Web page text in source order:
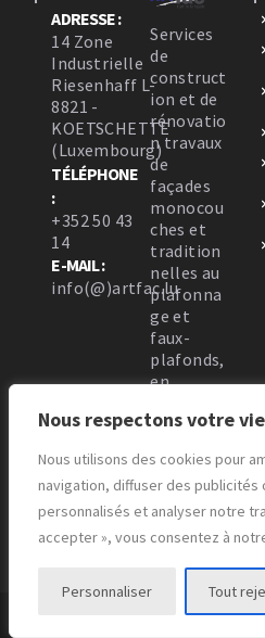
Nous respectons votre
Nous utilisons des cookies pour
navigation, diffuser des publicités
personnalisés et analyser notre
accepter », vous consentez à
Personnaliser Tout
ADRESSE :
14 Zone
Industrielle
Riesenhaff L-
8821 -
KOETSCHETTE
(Luxembourg)
TÉLÉPHONE
:
+352 50 43
14
E-MAIL :
info(@)artfac.lu
Services
de
construct
ion et de
rénovatio
n travaux
de
façades
monocou
ches et
tradition
nelles au
plafonna
ge et
faux-
plafonds,
en
par
n
thermiqu
e.
© Copyright - Artfac -